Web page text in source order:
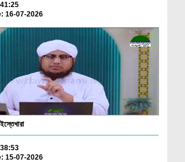
16-07-2026
15-07-2026